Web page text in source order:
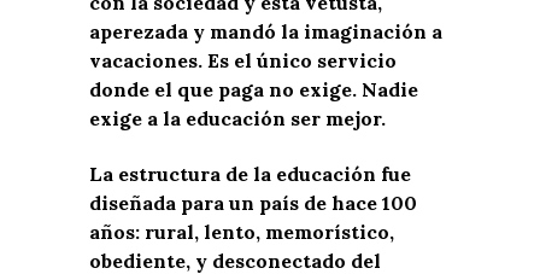
aperezada y mandó la imaginación a
vacaciones. Es el único servicio
donde el que paga no exige. Nadie
exige a la educación ser mejor.
La estructura de la educación fue
diseñada para un país de hace 100
años: rural, lento, memorístico,
obediente, y desconectado del